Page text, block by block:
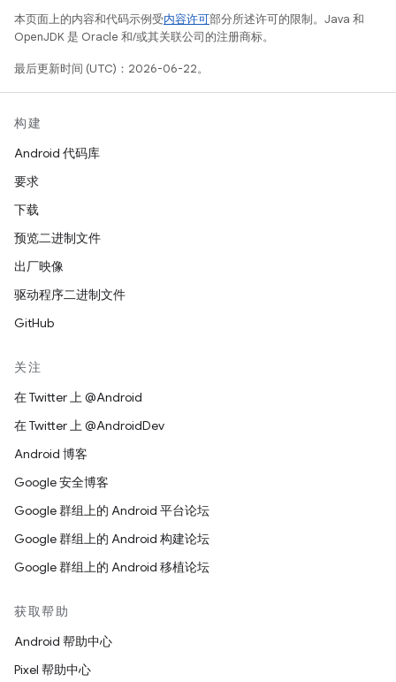
本页面上的内容和代码示例受内容许可部分所述许可的限制。Java 和
OpenJDK 是 Oracle 和/或其关联公司的注册商标。
最后更新时间 (UTC)：2026-06-22。
构建
Android 代码库
要求
下载
预览二进制文件
出厂映像
驱动程序二进制文件
GitHub
关注
在 Twitter 上 @Android
在 Twitter 上 @AndroidDev
Android 博客
Google 安全博客
Google 群组上的 Android 平台论坛
Google 群组上的 Android 构建论坛
Google 群组上的 Android 移植论坛
获取帮助
Android 帮助中心
Pixel 帮助中心